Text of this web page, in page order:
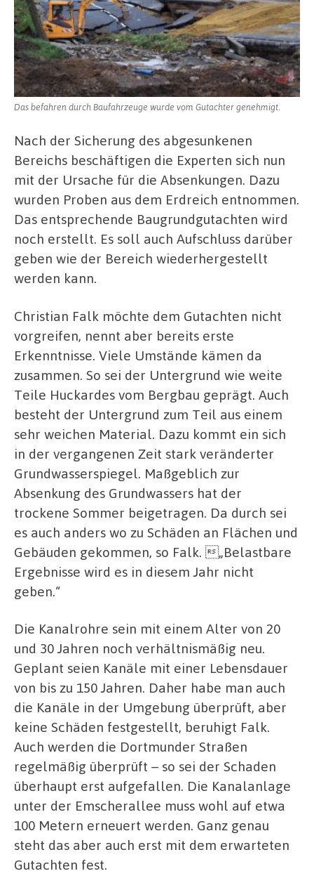
Das befahren durch Baufahrzeuge wurde vom Gutachter genehmigt.
Nach der Sicherung des abgesunkenen
Bereichs beschäftigen die Experten sich nun
mit der Ursache für die Absenkungen. Dazu
wurden Proben aus dem Erdreich entnommen.
Das entsprechende Baugrundgutachten wird
noch erstellt. Es soll auch Aufschluss darüber
geben wie der Bereich wiederhergestellt
werden kann.
Christian Falk möchte dem Gutachten nicht
vorgreifen, nennt aber bereits erste
Erkenntnisse. Viele Umstände kämen da
zusammen. So sei der Untergrund wie weite
Teile Huckardes vom Bergbau geprägt. Auch
besteht der Untergrund zum Teil aus einem
sehr weichen Material. Dazu kommt ein sich
in der vergangenen Zeit stark veränderter
Grundwasserspiegel. Maßgeblich zur
Absenkung des Grundwassers hat der
trockene Sommer beigetragen. Da durch sei
es auch anders wo zu Schäden an Flächen und
Gebäuden gekommen, so Falk. „Belastbare
Ergebnisse wird es in diesem Jahr nicht
geben.“
Die Kanalrohre sein mit einem Alter von 20
und 30 Jahren noch verhältnismäßig neu.
Geplant seien Kanäle mit einer Lebensdauer
von bis zu 150 Jahren. Daher habe man auch
die Kanäle in der Umgebung überprüft, aber
keine Schäden festgestellt, beruhigt Falk.
Auch werden die Dortmunder Straßen
regelmäßig überprüft – so sei der Schaden
überhaupt erst aufgefallen. Die Kanalanlage
unter der Emscherallee muss wohl auf etwa
100 Metern erneuert werden. Ganz genau
steht das aber auch erst mit dem erwarteten
Gutachten fest.